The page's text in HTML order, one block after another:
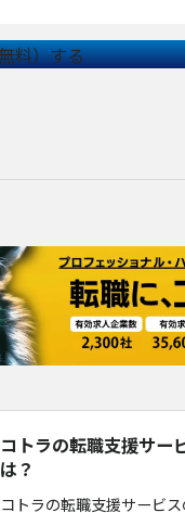
コトラの転職支援サー
は？
コトラの転職支援サービ